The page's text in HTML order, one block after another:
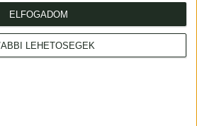
LEHETŐSÉGEK
ELFOGADOMMúzeum krt. 13-15.
317 3514
10-18h, szombat 10-14h